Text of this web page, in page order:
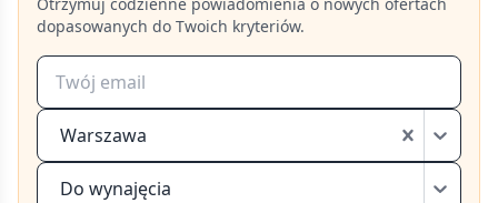
dopasowanych do Twoich kryteriów.
Warszawa
Do wynajęcia